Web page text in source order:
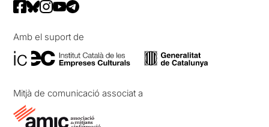
Amb el suport de
Mitjà de comunicació associat a